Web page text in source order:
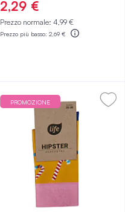
2,29 €
Prezzo normale: 4,99 €
Prezzo più basso: 2,69 €
PROMOZIONE